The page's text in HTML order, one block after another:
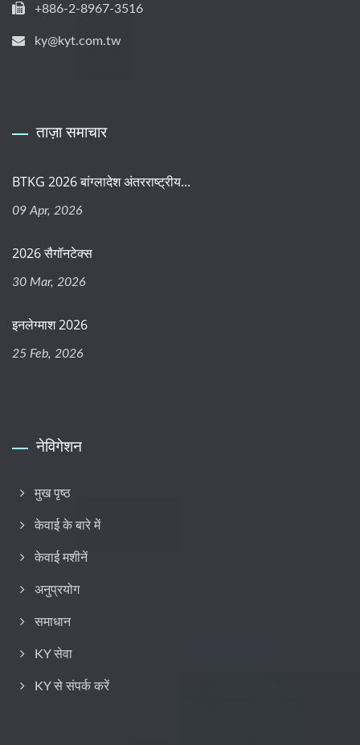
+886-2-8967-3516
ky@kyt.com.tw
ताज़ा समाचार
BTKG 2026 बांग्लादेश अंतरराष्ट्रीय...
09 Apr, 2026
2026 सैगॉनटेक्स
30 Mar, 2026
इनलेग्माश 2026
25 Feb, 2026
नेविगेशन
मुख पृष्ठ
केवाई के बारे में
केवाई मशीनें
अनुप्रयोग
समाधान
KY सेवा
KY से संपर्क करें